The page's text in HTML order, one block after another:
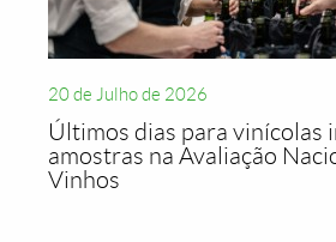
20 de Julho de 2026
Últimos dias para vinícolas
amostras na Avaliação
Vinhos